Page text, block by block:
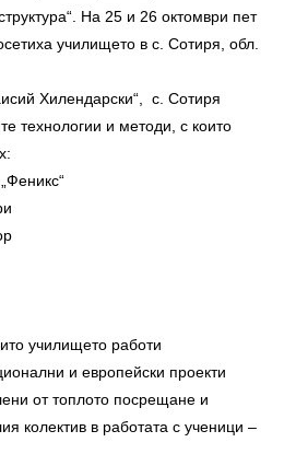
На 25 и 26 октомври пет
училището в с. Сотиря, обл.
Хилендарски“, с. Сотиря
технологии и методи, с които
училището работи
и европейски проекти
от топлото посрещане и
колектив в работата с ученици –